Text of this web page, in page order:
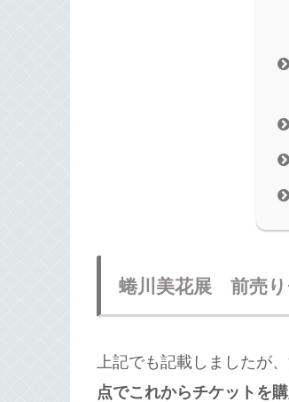
蜷川美花展 前売
上記でも記載しましたが
点でこれからチケットを